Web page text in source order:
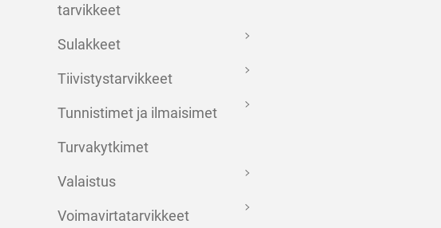
tarvikkeet
Sulakkeet
Tiivistystarvikkeet
Tunnistimet ja ilmaisimet
Turvakytkimet
Valaistus
Voimavirtatarvikkeet